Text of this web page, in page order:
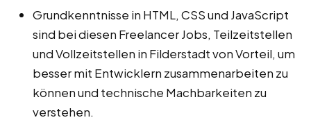
Grundkenntnisse in HTML, CSS und JavaScript
sind bei diesen Freelancer Jobs, Teilzeitstellen
und Vollzeitstellen in Filderstadt von Vorteil, um
besser mit Entwicklern zusammenarbeiten zu
können und technische Machbarkeiten zu
verstehen.